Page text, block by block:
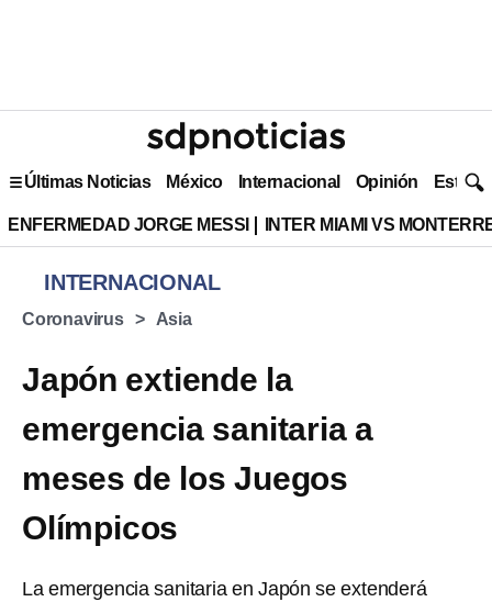
Últimas Noticias México Internacional Opinión Estilo
ENFERMEDAD JORGE MESSI INTER MIAMI VS
INTERNACIONAL
Coronavirus Asia
Japón extiende la
emergencia sanitaria a
meses de los Juegos
Olímpicos
La emergencia sanitaria en Japón se extenderá